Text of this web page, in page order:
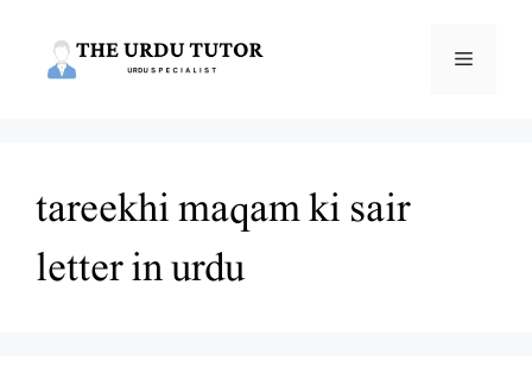
Menu
tareekhi maqam ki sair
letter in urdu